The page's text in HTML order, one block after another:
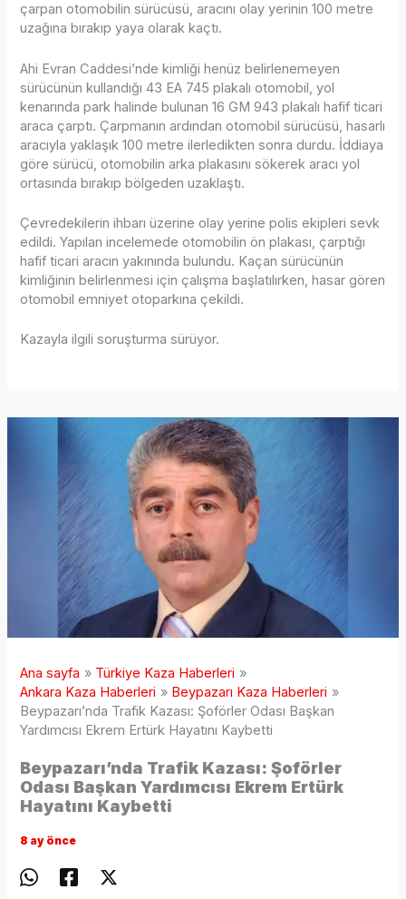
çarpan otomobilin sürücüsü, aracını olay yerinin 100 metre
uzağına bırakıp yaya olarak kaçtı.
Ahi Evran Caddesi’nde kimliği henüz belirlenemeyen
sürücünün kullandığı 43 EA 745 plakalı otomobil, yol
kenarında park halinde bulunan 16 GM 943 plakalı hafif ticari
araca çarptı. Çarpmanın ardından otomobil sürücüsü, hasarlı
aracıyla yaklaşık 100 metre ilerledikten sonra durdu. İddiaya
göre sürücü, otomobilin arka plakasını sökerek aracı yol
ortasında bırakıp bölgeden uzaklaştı.
Çevredekilerin ihbarı üzerine olay yerine polis ekipleri sevk
edildi. Yapılan incelemede otomobilin ön plakası, çarptığı
hafif ticari aracın yakınında bulundu. Kaçan sürücünün
kimliğinin belirlenmesi için çalışma başlatılırken, hasar gören
otomobil emniyet otoparkına çekildi.
Kazayla ilgili soruşturma sürüyor.
Ana sayfa
Türkiye Kaza Haberleri
Ankara Kaza Haberleri
Beypazarı Kaza Haberleri
Beypazarı’nda Trafik Kazası: Şoförler Odası Başkan
Yardımcısı Ekrem Ertürk Hayatını Kaybetti
Beypazarı’nda Trafik Kazası: Şoförler
Odası Başkan Yardımcısı Ekrem Ertürk
Hayatını Kaybetti
8 ay önce